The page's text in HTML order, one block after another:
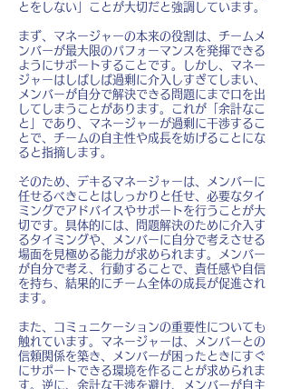
とをしない」ことが大切だと強調しています。
まず、マネージャーの本来の役割は、チームメ
ンバーが最大限のパフォーマンスを発揮できる
ようにサポートすることです。しかし、マネー
ジャーはしばしば過剰に介入しすぎてしまい、
メンバーが自分で解決できる問題にまで口を出
してしまうことがあります。これが「余計なこ
と」であり、マネージャーが過剰に干渉するこ
とで、チームの自主性や成長を妨げることにな
ると指摘します。
そのため、デキるマネージャーは、メンバーに
任せるべきことはしっかりと任せ、必要なタイ
ミングでアドバイスやサポートを行うことが大
切です。具体的には、問題解決のために介入す
るタイミングや、メンバーに自分で考えさせる
場面を見極める能力が求められます。メンバー
が自分で考え、行動することで、責任感や自信
を持ち、結果的にチーム全体の成長が促進され
ます。
また、コミュニケーションの重要性についても
触れています。マネージャーは、メンバーとの
信頼関係を築き、メンバーが困ったときにすぐ
にサポートできる環境を作ることが求められま
す。逆に、余計な干渉を避け、メンバーが自主